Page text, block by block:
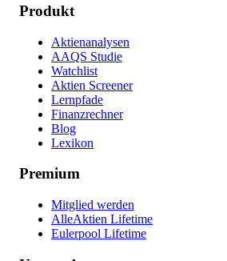
Produkt
Aktienanalysen
AAQS Studie
Watchlist
Aktien Screener
Lernpfade
Finanzrechner
Blog
Lexikon
Premium
Mitglied werden
AlleAktien Lifetime
Eulerpool Lifetime